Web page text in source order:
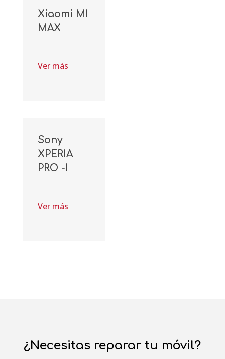
Xiaomi MI
MAX
Ver más
Sony
XPERIA
PRO -I
Ver más
¿Necesitas reparar tu móvil?